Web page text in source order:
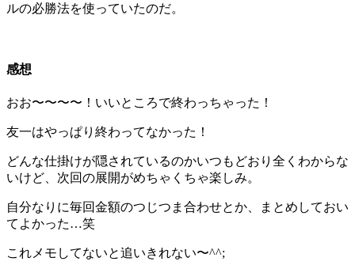
ルの必勝法を使っていたのだ。
感想
おお〜〜〜〜！いいところで終わっちゃった！
友一はやっぱり終わってなかった！
どんな仕掛けが隠されているのかいつもどおり全くわからな
いけど、次回の展開がめちゃくちゃ楽しみ。
自分なりに毎回金額のつじつま合わせとか、まとめしておい
てよかった…笑
これメモしてないと追いきれない〜^^;